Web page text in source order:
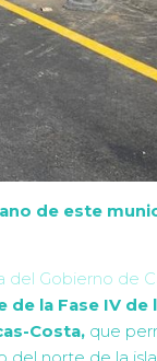
de este
del Gobierno de
la Fase IV de
Costa, que